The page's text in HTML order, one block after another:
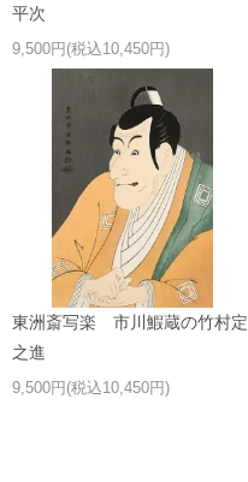
平次
9,500円(税込10,450円)
東洲斎写楽 市川鰕蔵の竹村定
之進
9,500円(税込10,450円)